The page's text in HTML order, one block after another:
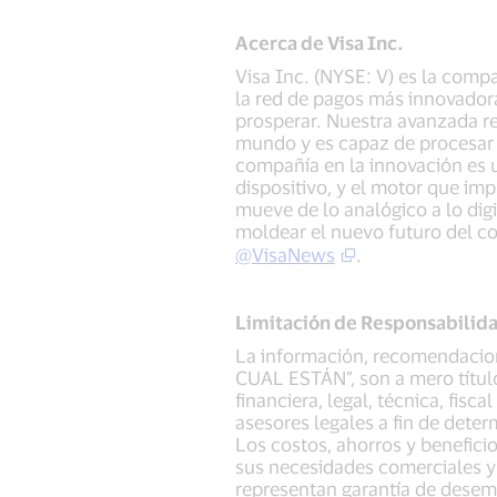
Acerca de Visa Inc.
Visa Inc. (NYSE: V) es la
la red de pagos más
prosperar. Nuestra avanzada
mundo y es capaz de
compañía en la innovación
dispositivo, y el motor que
mueve de lo analógico a lo
moldear el nuevo futuro del
@VisaNews
.
Limitación de
La información,
CUAL ESTÁN”, son a mero
financiera, legal, técnica,
asesores legales a fin de
Los costos, ahorros y
sus necesidades comerciales
representan garantía de